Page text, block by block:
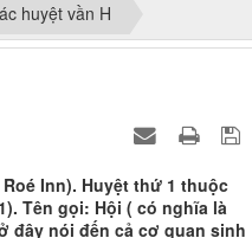
huyệt vần H
Roé Inn). Huyệt thứ 1 thuộc
Tên gọi: Hội ( có nghĩa là
đây nói đến cả cơ quan sinh